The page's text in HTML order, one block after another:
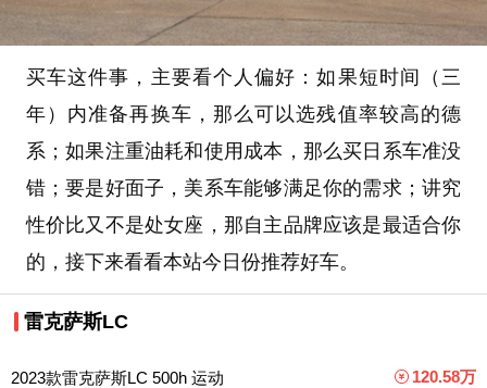
买车这件事，主要看个人偏好：如果短时间（三
年）内准备再换车，那么可以选残值率较高的德
系；如果注重油耗和使用成本，那么买日系车准没
错；要是好面子，美系车能够满足你的需求；讲究
性价比又不是处女座，那自主品牌应该是最适合你
的，接下来看看本站今日份推荐好车。
雷克萨斯LC
2023款雷克萨斯LC 500h 运动
120.58万